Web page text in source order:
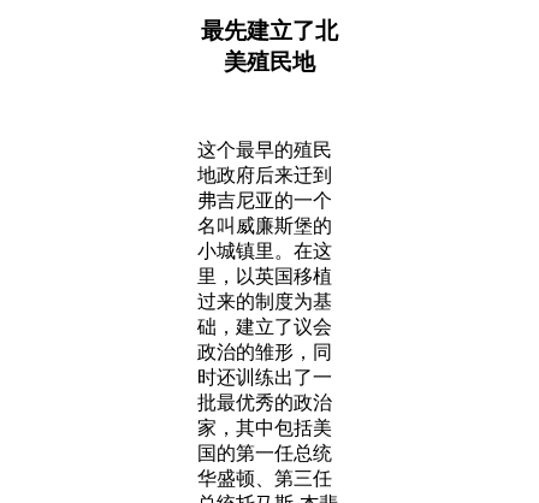
最先建立了北
美殖民地
这个最早的殖民
地政府后来迁到
弗吉尼亚的一个
名叫威廉斯堡的
小城镇里。在这
里，以英国移植
过来的制度为基
础，建立了议会
政治的雏形，同
时还训练出了一
批最优秀的政治
家，其中包括美
国的第一任总统
华盛顿、第三任